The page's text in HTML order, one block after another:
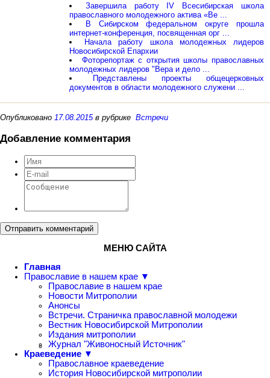
Завершила работу IV Всесибирская школа
православного молодежного актива «Ве ...
В Сибирском федеральном округе прошла
интернет-конференция, посвященная орг ...
Начала работу школа молодежных лидеров
Новосибирской Епархии
Фоторепортаж с открытия школы православных
молодежных лидеров "Вера и дело ...
Представлены проекты общецерковных
документов в области молодежного служени ...
Опубликовано 17.08.2015в рубрике Встречи
Добавление комментария
Отправить комментарий
МЕНЮ САЙТА
Главная
Православие в нашем крае ▼
Православие в нашем крае
Новости Митрополии
Анонсы
Встречи. Страничка православной молодежи
Вестник Новосибирской Митрополии
Издания митрополии
Журнал "Живоносный Источник"
Краеведение ▼
Православное краеведение
История Новосибирской митрополии